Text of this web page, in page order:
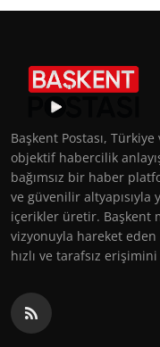
Başkent Postası,
objektif habercilik
bağımsız bir haber
ve güvenilir altyapısıyla
içerikler üretir. Başkent
vizyonuyla hareket
hızlı ve tarafsız